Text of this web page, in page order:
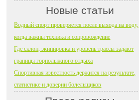
Новые статьи
Водный спорт проверяется после выхода на воду,
когда важны техника и сопровождение
Где склон, экипировка и уровень трассы задают
границы горнолыжного отдыха
Спортивная известность держится на результате,
статистике и доверии болельщиков